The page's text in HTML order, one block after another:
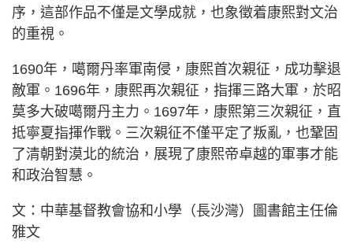
序，這部作品不僅是文學成就，也象徵着康熙對文治
的重視。
1690年，噶爾丹率軍南侵，康熙首次親征，成功擊退
敵軍。1696年，康熙再次親征，指揮三路大軍，於昭
莫多大破噶爾丹主力。1697年，康熙第三次親征，直
抵寧夏指揮作戰。三次親征不僅平定了叛亂，也鞏固
了清朝對漠北的統治，展現了康熙帝卓越的軍事才能
和政治智慧。
文：中華基督教會協和小學（長沙灣）圖書館主任倫
雅文